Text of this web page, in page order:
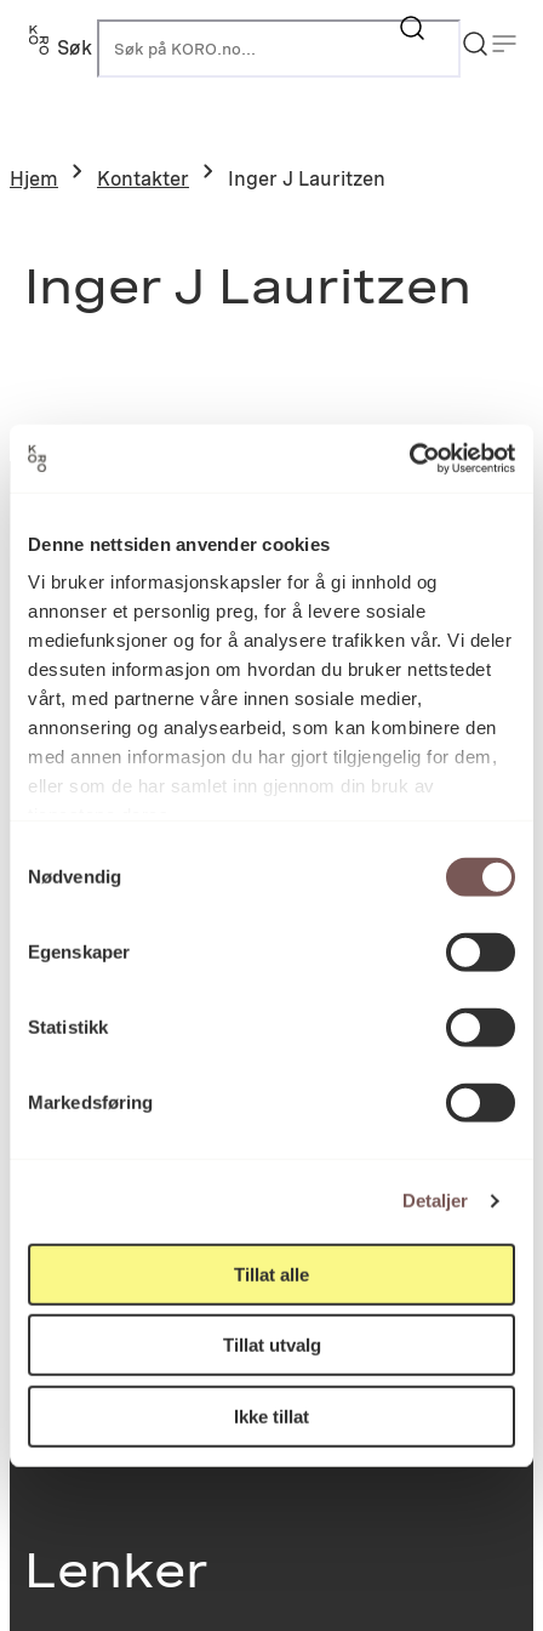
Denne nettsiden anvender cookies
Vi bruker informasjonskapsler for å gi innhold og
annonser et personlig preg, for å levere sosiale
mediefunksjoner og for å analysere trafikken vår. Vi deler
dessuten informasjon om hvordan du bruker nettstedet
vårt, med partnerne våre innen sosiale medier,
annonsering og analysearbeid, som kan kombinere den
med annen informasjon du har gjort tilgjengelig for dem,
eller som de har samlet inn gjennom din bruk av
Nødvendig
Egenskaper
Statistikk
Markedsføring
Detaljer
Tillat alle
Tillat utvalg
Ikke tillat
Søk
Hjem Kontakter Inger J Lauritzen
Inger J Lauritzen
Postadresse
Postboks 6994
St. Olavs plass
0130 Oslo
post@koro.no
Besøksadresse
Victoria Terrasse 11
0251 Oslo
Viktig info
Utbetaling og fakturering
Om opphavsrett
Dokumentasjonsskjema
Last ned logo
Lenker